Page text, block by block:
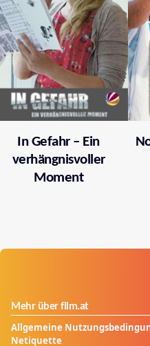
In Gefahr – Ein
verhängnisvoller
Moment
Mehr über film.at
Allgemeine
Netiquette